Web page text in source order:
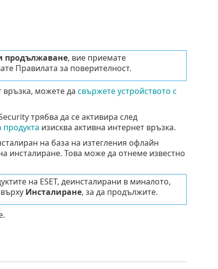
продължаване, вие приемате
Правилата за поверителност.
връзка, можете да свържете устройството с
трябва да се активира след
продукта изисква активна интернет връзка.
на база на изтегления офлайн
инсталиране. Това може да отнеме известно
на ESET, деинсталирани в миналото,
Инсталиране, за да продължите.